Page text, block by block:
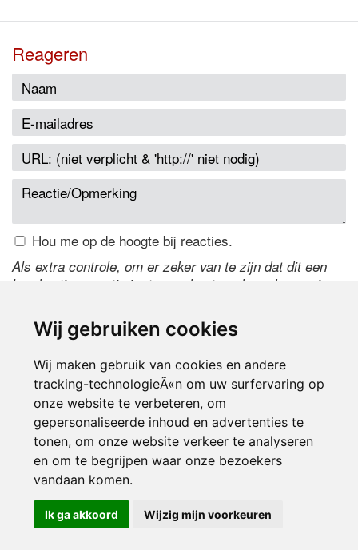
Wij gebruiken cookies
Wij maken gebruik van cookies en andere
tracking-technologieÃ«n om uw surfervaring op
onze website te verbeteren, om
gepersonaliseerde inhoud en advertenties te
tonen, om onze website verkeer te analyseren
en om te begrijpen waar onze bezoekers
vandaan komen.
Ik ga akkoord Wijzig mijn voorkeuren
Reageren
Hou me op de hoogte bij reacties.
Als extra controle, om er zeker van te zijn dat dit een
handmatige reactie is, typ onderstaande code over in
de code te wijzigen.
© 2000-2026 UFE Media:Managersonline.nl|Brisk magazine
Partners:Autowereld.com